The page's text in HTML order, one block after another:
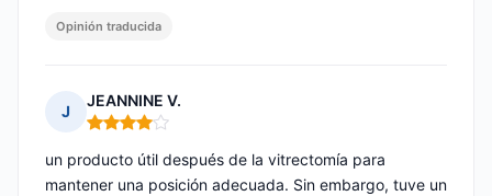
Opinión traducida
J
JEANNINE V.
Nota: 4 de 5
un producto útil después de la vitrectomía para
mantener una posición adecuada. Sin embargo, tuve un